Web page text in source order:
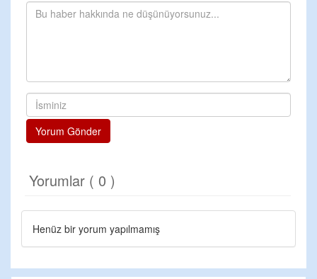
Yorum Gönder
Yorumlar ( 0 )
Henüz bir yorum yapılmamış